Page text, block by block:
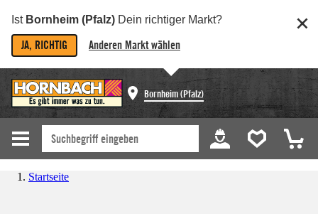
Ist Bornheim (Pfalz) Dein richtiger Markt?
JA, RICHTIG Anderen Markt wählen
Bornheim (Pfalz)
Startseite